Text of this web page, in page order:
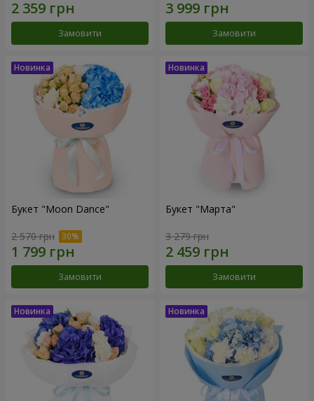
Замовити Замовити
Букет "Moon Dance"
2 570 грн
Замовити
Букет "Марта"
3 279 грн
Замовити